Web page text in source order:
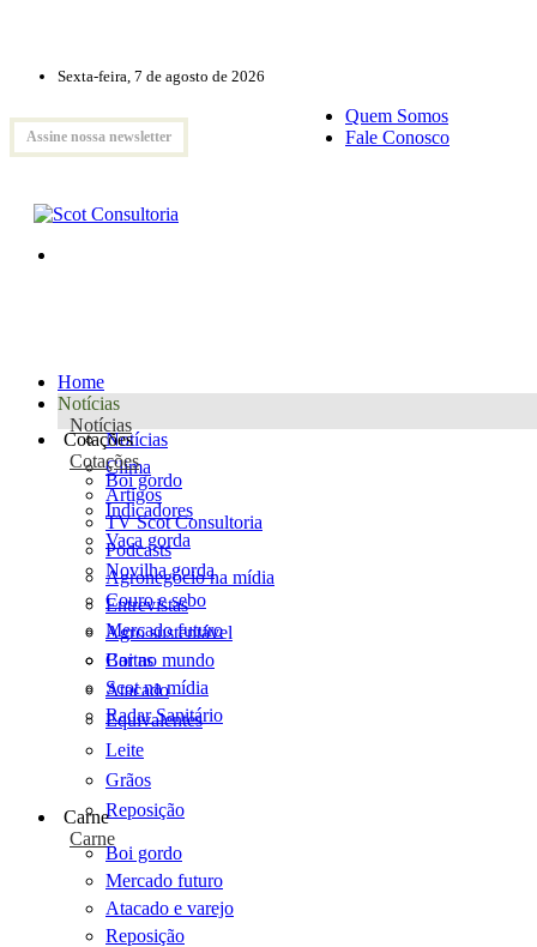
Sexta-feira, 7 de agosto de 2026
Assine nossa newsletter
Quem Somos
Fale Conosco
Home
Notícias
Notícias
Notícias
Clima
Artigos
TV Scot Consultoria
Podcasts
Agronegócio na mídia
Entrevistas
Agro sustentável
Cartas
Scot na mídia
Radar Sanitário
Cotações
Cotações
Boi gordo
Indicadores
Vaca gorda
Novilha gorda
Couro e sebo
Mercado futuro
Boi no mundo
Atacado
Equivalentes
Leite
Grãos
Reposição
Carne
Carne
Boi gordo
Mercado futuro
Atacado e varejo
Reposição